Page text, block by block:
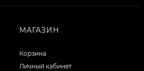
МАГАЗИН
Корзина
Личный кабинет